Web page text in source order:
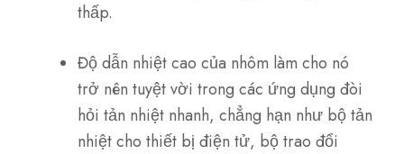
thấp.
Độ dẫn nhiệt cao của nhôm làm cho nó
trở nên tuyệt vời trong các ứng dụng đòi
hỏi tản nhiệt nhanh, chẳng hạn như bộ tản
nhiệt cho thiết bị điện tử, bộ trao đổi